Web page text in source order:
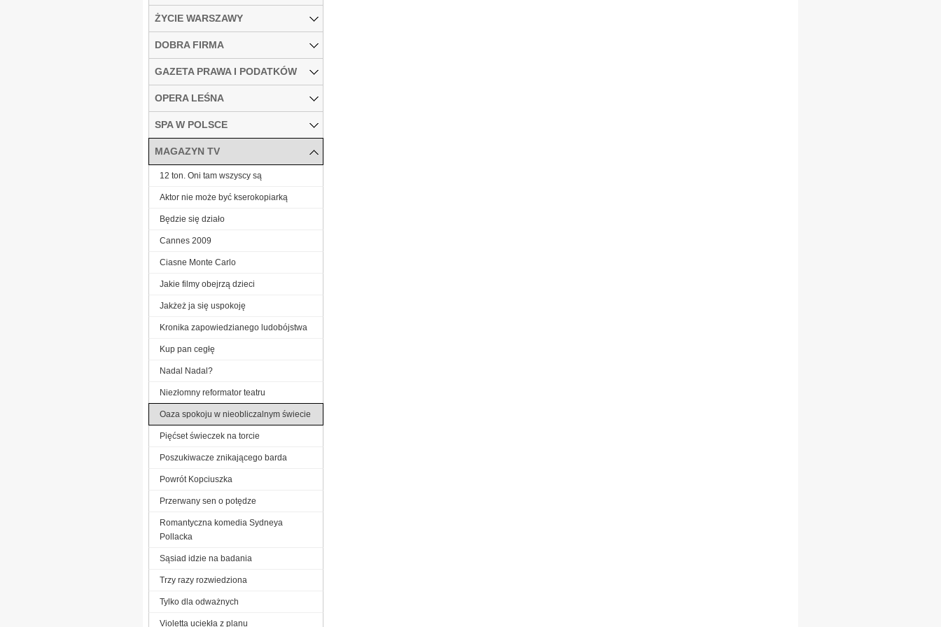
ŻYCIE WARSZAWY
DOBRA FIRMA
GAZETA PRAWA I PODATKÓW
OPERA LEŚNA
SPA W POLSCE
MAGAZYN TV
12 ton. Oni tam wszyscy są
Aktor nie może być kserokopiarką
Będzie się działo
Cannes 2009
Ciasne Monte Carlo
Jakie filmy obejrzą dzieci
Jakżeż ja się uspokoję
Kronika zapowiedzianego ludobójstwa
Kup pan cegłę
Nadal Nadal?
Niezłomny reformator teatru
Oaza spokoju w nieobliczalnym świecie
Pięćset świeczek na torcie
Poszukiwacze znikającego barda
Powrót Kopciuszka
Przerwany sen o potędze
Romantyczna komedia Sydneya
Pollacka
Sąsiad idzie na badania
Trzy razy rozwiedziona
Tylko dla odważnych
Violetta uciekła z planu